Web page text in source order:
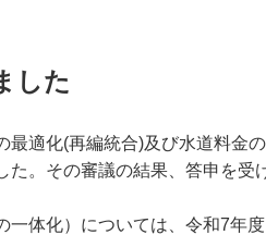
した
適化(再編統合)及び水道料金
。その審議の結果、答申を受
体化）については、令和7年